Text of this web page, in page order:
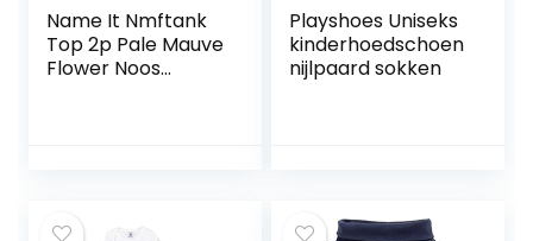
Name It Nmftank
Top 2p Pale Mauve
Flower Noos
Playshoes Uniseks
kinderhoedschoen
nijlpaard sokken